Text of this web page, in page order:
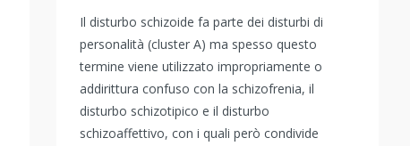
Il disturbo schizoide fa parte dei disturbi di
personalità (cluster A) ma spesso questo
termine viene utilizzato impropriamente o
addirittura confuso con la schizofrenia, il
disturbo schizotipico e il disturbo
schizoaffettivo, con i quali però condivide